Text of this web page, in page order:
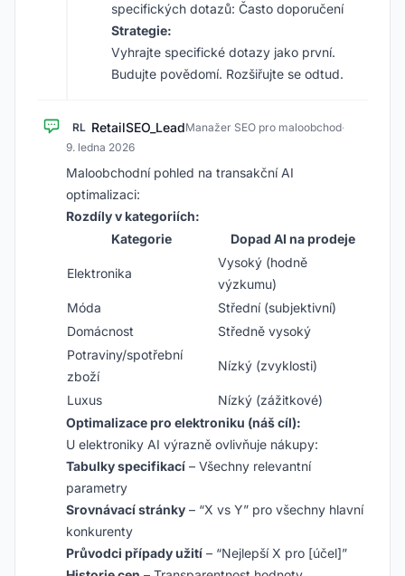
specifických dotazů: Často doporučení
Strategie:
Vyhrajte specifické dotazy jako první.
Budujte povědomí. Rozšiřujte se odtud.
RL RetailSEO_LeadManažer SEO pro maloobchod·
9. ledna 2026
Maloobchodní pohled na transakční AI
optimalizaci:
Rozdíly v kategoriích:
Kategorie
Dopad AI na prodeje
Elektronika
Vysoký (hodně
výzkumu)
Móda
Střední (subjektivní)
Domácnost
Středně vysoký
Potraviny/spotřební
zboží
Nízký (zvyklosti)
Luxus
Nízký (zážitkové)
Optimalizace pro elektroniku (náš cíl):
U elektroniky AI výrazně ovlivňuje nákupy:
Tabulky specifikací – Všechny relevantní
parametry
Srovnávací stránky – “X vs Y” pro všechny hlavní
konkurenty
Průvodci případy užití – “Nejlepší X pro [účel]”